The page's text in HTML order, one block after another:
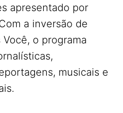
apresentado por
a inversão de
o programa
musicais e